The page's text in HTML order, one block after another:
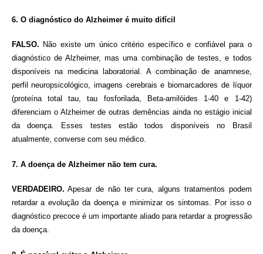
6. O diagnóstico do Alzheimer é muito difícil
FALSO. Não existe um único critério específico e confiável para o
diagnóstico de Alzheimer, mas uma combinação de testes, e todos
disponíveis na medicina laboratorial. A combinação de anamnese,
perfil neuropsicológico, imagens cerebrais e biomarcadores de líquor
(proteína total tau, tau fosforilada, Beta-amilóides 1-40 e 1-42)
diferenciam o Alzheimer de outras demências ainda no estágio inicial
da doença. Esses testes estão todos disponíveis no Brasil
atualmente, converse com seu médico.
7. A doença de Alzheimer não tem cura.
VERDADEIRO. Apesar de não ter cura, alguns tratamentos podem
retardar a evolução da doença e minimizar os sintomas. Por isso o
diagnóstico precoce é um importante aliado para retardar a progressão
da doença.